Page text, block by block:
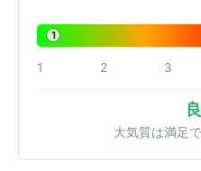
1
1 2 3
大気質は満足